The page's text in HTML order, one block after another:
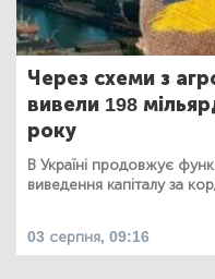
Через схеми з
вивели 198
року
В Україні продовжує
виведення капіталу за
03 серпня, 09:16